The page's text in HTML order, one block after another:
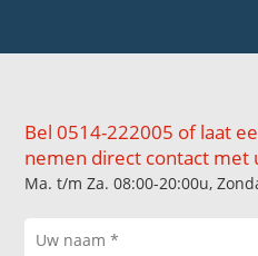
Bel 0514-222005 of laat
nemen direct contact met
Ma. t/m Za. 08:00-20:00u,